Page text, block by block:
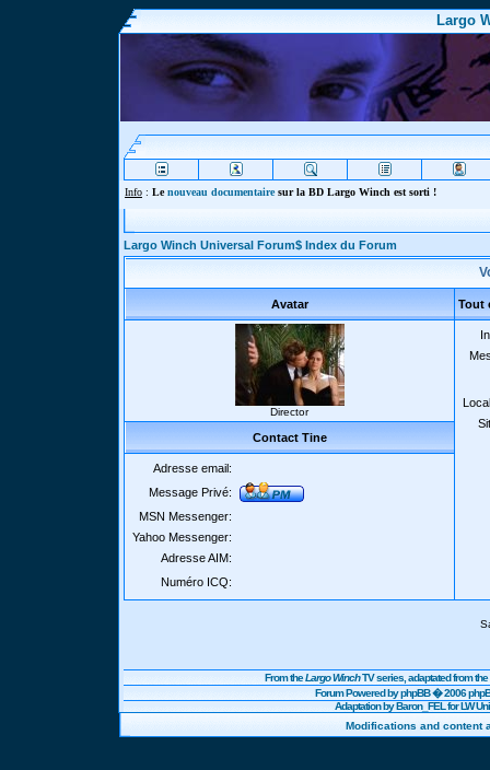
Largo
Info : Lenouveau documentairesur la BD Largo Winch est sorti !
Largo Winch Universal Forum$ Index du Forum
Avatar Tout
Director
Contact Tine
Adresse email:
Message Privé:
MSN Messenger:
Yahoo Messenger:
Adresse AIM:
Numéro ICQ:
From theLargo WinchTV series, adaptated from
Forum Powered byphpBB� 2006
Adaptation by Baron_FEL for LW
Modifications and content